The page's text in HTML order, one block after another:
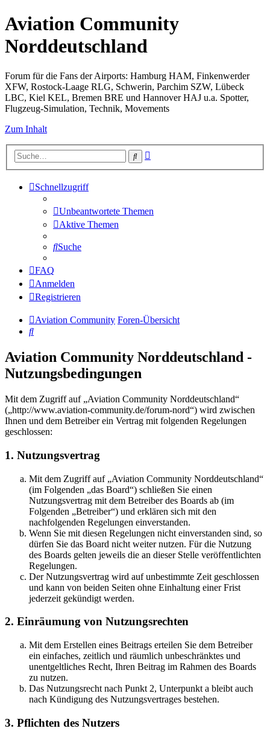
Aviation Community
Norddeutschland
Forum für die Fans der Airports: Hamburg HAM, Finkenwerder
XFW, Rostock-Laage RLG, Schwerin, Parchim SZW, Lübeck
LBC, Kiel KEL, Bremen BRE und Hannover HAJ u.a. Spotter,
Flugzeug-Simulation, Technik, Movements
Zum Inhalt
Suche
Schnellzugriff
Unbeantwortete Themen
Aktive Themen
Suche
FAQ
Anmelden
Registrieren
Aviation Community Foren-Übersicht
Suche
Aviation Community Norddeutschland -
Nutzungsbedingungen
Mit dem Zugriff auf „Aviation Community Norddeutschland“
(„http://www.aviation-community.de/forum-nord“) wird zwischen
Ihnen und dem Betreiber ein Vertrag mit folgenden Regelungen
geschlossen:
1. Nutzungsvertrag
Mit dem Zugriff auf „Aviation Community Norddeutschland“
(im Folgenden „das Board“) schließen Sie einen
Nutzungsvertrag mit dem Betreiber des Boards ab (im
Folgenden „Betreiber“) und erklären sich mit den
nachfolgenden Regelungen einverstanden.
Wenn Sie mit diesen Regelungen nicht einverstanden sind, so
dürfen Sie das Board nicht weiter nutzen. Für die Nutzung
des Boards gelten jeweils die an dieser Stelle veröffentlichten
Regelungen.
Der Nutzungsvertrag wird auf unbestimmte Zeit geschlossen
und kann von beiden Seiten ohne Einhaltung einer Frist
jederzeit gekündigt werden.
2. Einräumung von Nutzungsrechten
Mit dem Erstellen eines Beitrags erteilen Sie dem Betreiber
ein einfaches, zeitlich und räumlich unbeschränktes und
unentgeltliches Recht, Ihren Beitrag im Rahmen des Boards
zu nutzen.
Das Nutzungsrecht nach Punkt 2, Unterpunkt a bleibt auch
nach Kündigung des Nutzungsvertrages bestehen.
3. Pflichten des Nutzers